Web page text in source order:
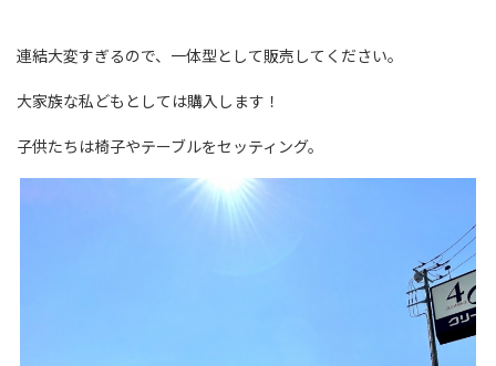
連結大変すぎるので、一体型として販売してください。
大家族な私どもとしては購入します！
子供たちは椅子やテーブルをセッティング。